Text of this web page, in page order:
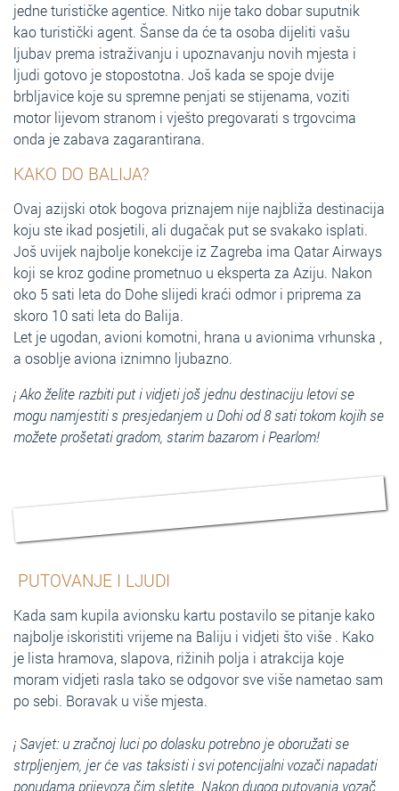
jedne turističke agentice. Nitko nije tako dobar suputnik
kao turistički agent. Šanse da će ta osoba dijeliti vašu
ljubav prema istraživanju i upoznavanju novih mjesta i
ljudi gotovo je stopostotna. Još kada se spoje dvije
brbljavice koje su spremne penjati se stijenama, voziti
motor lijevom stranom i vješto pregovarati s trgovcima
onda je zabava zagarantirana.
KAKO DO BALIJA?
Ovaj azijski otok bogova priznajem nije najbliža destinacija
koju ste ikad posjetili, ali dugačak put se svakako isplati.
Još uvijek najbolje konekcije iz Zagreba ima Qatar Airways
koji se kroz godine prometnuo u eksperta za Aziju. Nakon
oko 5 sati leta do Dohe slijedi kraći odmor i priprema za
skoro 10 sati leta do Balija.
Let je ugodan, avioni komotni, hrana u avionima vrhunska ,
a osoblje aviona iznimno ljubazno.
¡ Ako želite razbiti put i vidjeti još jednu destinaciju letovi se
mogu namjestiti s presjedanjem u Dohi od 8 sati tokom kojih se
možete prošetati gradom, starim bazarom i Pearlom!
PUTOVANJE I LJUDI
Kada sam kupila avionsku kartu postavilo se pitanje kako
najbolje iskoristiti vrijeme na Baliju i vidjeti što više . Kako
je lista hramova, slapova, rižinih polja i atrakcija koje
moram vidjeti rasla tako se odgovor sve više nametao sam
po sebi. Boravak u više mjesta.
¡ Savjet: u zračnoj luci po dolasku potrebno je oboružati se
strpljenjem, jer će vas taksisti i svi potencijalni vozači napadati
ponudama prijevoza čim sletite. Nakon dugog putovanja vozač